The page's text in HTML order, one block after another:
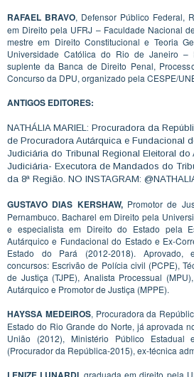
RAFAEL BRAVO, Defensor Público Federal,
em Direito pela UFRJ – Faculdade Nacional
mestre em Direito Constitucional e Teoria
Universidade Católica do Rio de Janeiro –
suplente da Banca de Direito Penal,
Concurso da DPU, organizado pela CESPE/
ANTIGOS EDITORES:
NATHÁLIA MARIEL: Procuradora da
de Procuradora Autárquica e Fundacional
Judiciária do Tribunal Regional Eleitoral do
Judiciária- Executora de Mandados do
da 8ª Região. NO INSTAGRAM:
GUSTAVO DIAS KERSHAW, Promotor de
Pernambuco. Bacharel em Direito pela
e especialista em Direito do Estado pela
Autárquico e Fundacional do Estado e Ex-
Estado do Pará (2012-2018). Aprovado,
concursos: Escrivão de Polícia civil (PCPE),
de Justiça (TJPE), Analista Processual
Autárquico e Promotor de Justiça (MPPE).
HAYSSA MEDEIROS, Procuradora da
Estado do Rio Grande do Norte, já aprovada
União (2012), Ministério Público Estadual
(Procurador da República-2015), ex-técnica